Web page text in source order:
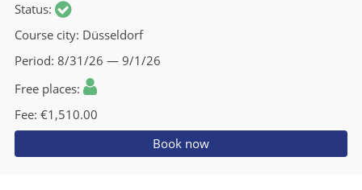
Status
Course city Düsseldorf
Period 8/31/26 — 9/1/26
Free places
Fee €1,510.00
Book now